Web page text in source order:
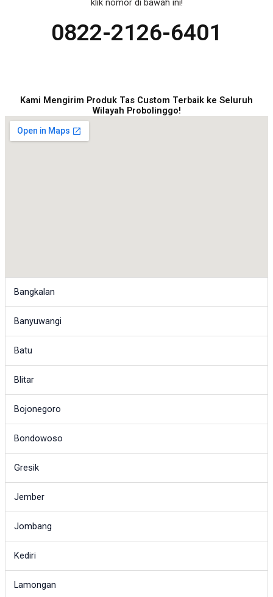
klik nomor di bawah ini!
0822-2126-6401
Kami Mengirim Produk Tas Custom Terbaik ke Seluruh
Wilayah Probolinggo!
Bangkalan
Banyuwangi
Batu
Blitar
Bojonegoro
Bondowoso
Gresik
Jember
Jombang
Kediri
Lamongan